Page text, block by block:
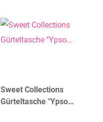
Sweet Collections
Gürteltasche "Ypso